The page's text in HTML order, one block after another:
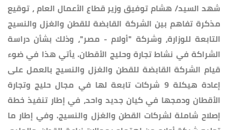
شهد السيد/ هشام توفيق وزير قطاع الأعمال العام ، توقيع
مذكرة تفاهم بين الشركة القابضة للقطن والغزل والنسيج
التابعة للوزارة، وشركة "أولام - مصر"، وذلك بشأن دراسة
الشراكة في نشاط تجارة وحليج الأقطان. يأتي هذا في ضوء
قيام الشركة القابضة للقطن والغزل والنسيج بالعمل على
إعادة هيكلة 9 شركات تابعة لها في مجال حليج وتجارة
الأقطان ودمجها في كيان جديد واحد، في إطار تنفيذ خطة
إصلاح شاملة لشركات القطن والغزل والنسيج. وفي إطار ما